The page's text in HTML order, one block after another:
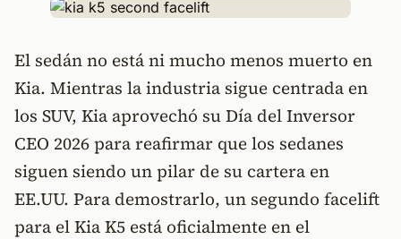
El sedán no está ni mucho menos muerto en
Kia. Mientras la industria sigue centrada en
los SUV, Kia aprovechó su Día del Inversor
CEO 2026 para reafirmar que los sedanes
siguen siendo un pilar de su cartera en
EE.UU. Para demostrarlo, un segundo facelift
para el Kia K5 está oficialmente en el